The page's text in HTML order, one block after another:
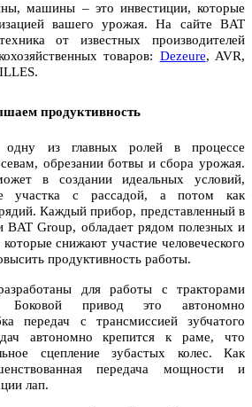
машины – это инвестиции, которые
вашего урожая. На сайте BAT
от известных производителей
товаров: Dezeure, AVR,
продуктивность
одну из главных ролей в процессе
обрезании ботвы и сбора урожая.
в создании идеальных условий,
участка с рассадой, а потом как
Каждый прибор, представленный в
BAT Group, обладает рядом полезных и
снижают участие человеческого
продуктивность работы.
для работы с тракторами
Боковой привод это автономно
передач с трансмиссией зубчатого
автономно крепится к раме, что
сцепление зубастых колес. Как
передача мощности и
лап.